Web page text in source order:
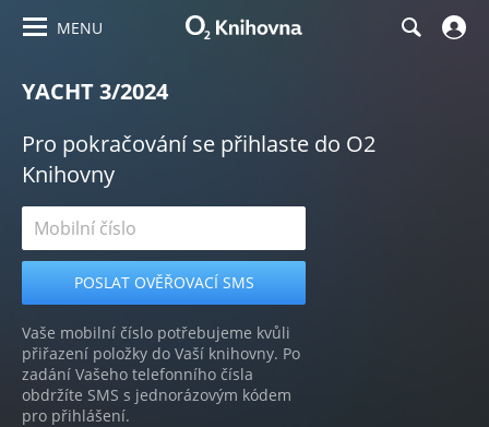
MENU
YACHT 3/2024
Pro pokračování se přihlaste do O2
Knihovny
Vaše mobilní číslo potřebujeme kvůli
přiřazení položky do Vaší knihovny. Po
zadání Vašeho telefonního čísla
obdržíte SMS s jednorázovým kódem
pro přihlášení.